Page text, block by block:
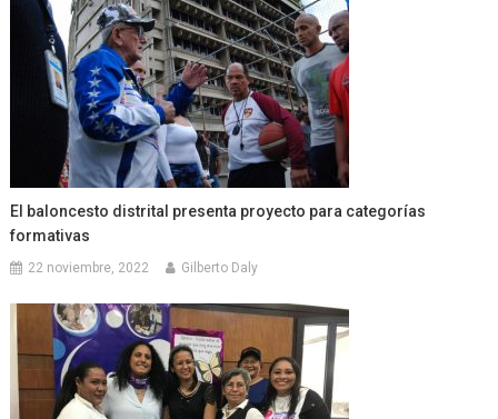
El baloncesto distrital presenta proyecto para categorías
formativas
22 noviembre, 2022 Gilberto Daly